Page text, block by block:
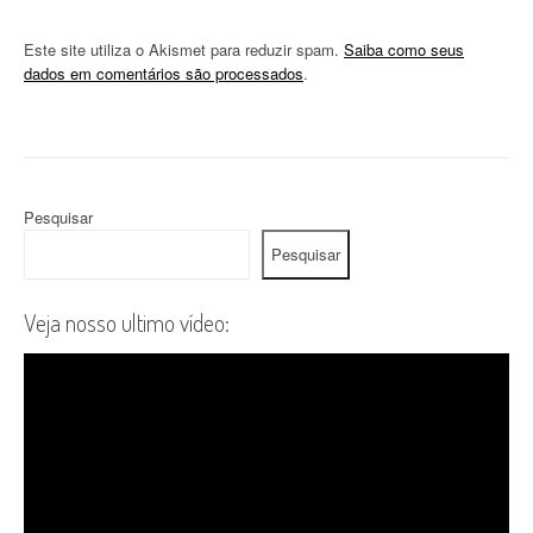
Este site utiliza o Akismet para reduzir spam. Saiba como seus
dados em comentários são processados.
Pesquisar
Pesquisar
Veja nosso ultimo vídeo: